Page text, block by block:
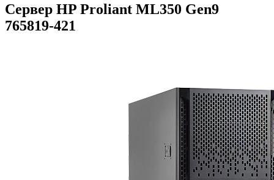
Сервер HP Proliant ML350 Gen9
765819-421